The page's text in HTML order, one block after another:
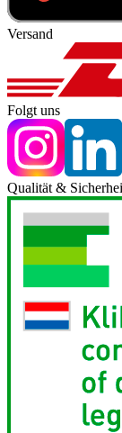
Versand
Folgt uns
Qualität &